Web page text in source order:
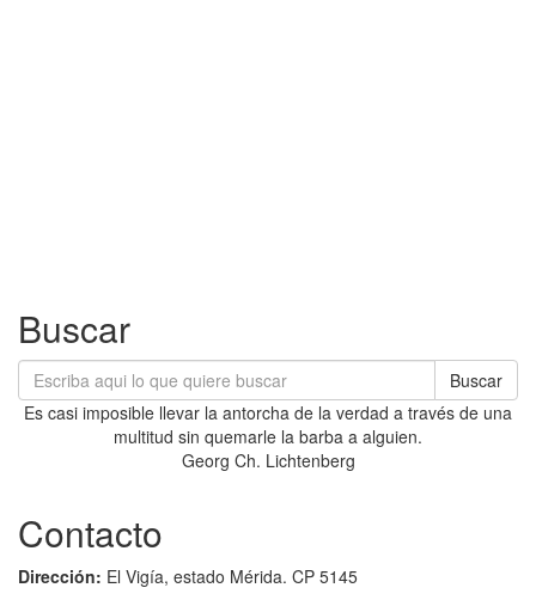
Buscar
Buscar
Es casi imposible llevar la antorcha de la verdad a través de una
multitud sin quemarle la barba a alguien.
Georg Ch. Lichtenberg
Contacto
Dirección: El Vigía, estado Mérida. CP 5145